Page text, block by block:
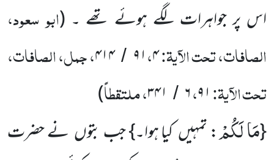
اس پر جواہرات لگے ہوئے تھے ۔ (ابو سعود،
الصافات، تحت الآیۃ: ۹۱،۴ /۴۱۴، جمل، الصافات،
تحت الآیۃ:۹۱،۶ / ۳۴۱، ملتقطاً)
{مَا لَكُمْ: تمہیں کیا ہوا۔} جب بتوں نے حضرت